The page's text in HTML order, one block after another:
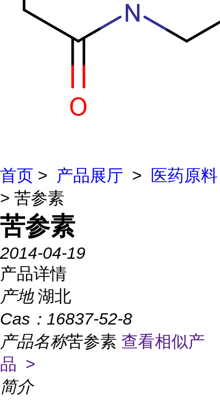
首页 > 产品展厅 >
医药原料
> 苦参素
苦参素
2014-04-19
产品详情
产地 湖北
Cas： 16837-52-8
产品名称苦参素 查看相似产
品 >
简介